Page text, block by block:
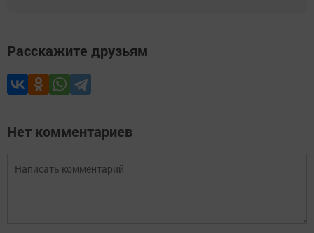
Расскажите друзьям
Нет комментариев